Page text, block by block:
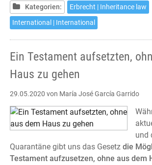
without
leaving
home
Kategorien:
Erbrecht | Inheritance law
International | International
Ein Testament aufsetzten,
Haus zu gehen
29.05.2020 von María José García Garrido
und
Quarantäne gibt uns das Gesetz die
Testament aufzusetzen, ohne aus dem